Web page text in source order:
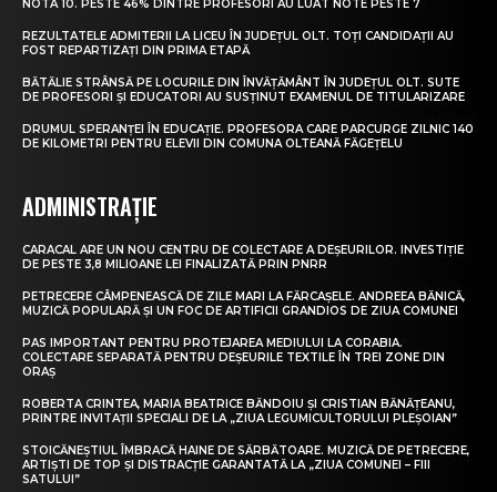
NOTA 10. PESTE 46% DINTRE PROFESORI AU LUAT NOTE PESTE 7
REZULTATELE ADMITERII LA LICEU ÎN JUDEȚUL OLT. TOȚI CANDIDAȚII AU
FOST REPARTIZAȚI DIN PRIMA ETAPĂ
BĂTĂLIE STRÂNSĂ PE LOCURILE DIN ÎNVĂȚĂMÂNT ÎN JUDEȚUL OLT. SUTE
DE PROFESORI ȘI EDUCATORI AU SUSȚINUT EXAMENUL DE TITULARIZARE
DRUMUL SPERANȚEI ÎN EDUCAȚIE. PROFESORA CARE PARCURGE ZILNIC 140
DE KILOMETRI PENTRU ELEVII DIN COMUNA OLTEANĂ FĂGEȚELU
ADMINISTRAȚIE
CARACAL ARE UN NOU CENTRU DE COLECTARE A DEȘEURILOR. INVESTIȚIE
DE PESTE 3,8 MILIOANE LEI FINALIZATĂ PRIN PNRR
PETRECERE CÂMPENEASCĂ DE ZILE MARI LA FĂRCAȘELE. ANDREEA BĂNICĂ,
MUZICĂ POPULARĂ ȘI UN FOC DE ARTIFICII GRANDIOS DE ZIUA COMUNEI
PAS IMPORTANT PENTRU PROTEJAREA MEDIULUI LA CORABIA.
COLECTARE SEPARATĂ PENTRU DEȘEURILE TEXTILE ÎN TREI ZONE DIN
ORAȘ
ROBERTA CRINTEA, MARIA BEATRICE BĂNDOIU ȘI CRISTIAN BĂNĂȚEANU,
PRINTRE INVITAȚII SPECIALI DE LA „ZIUA LEGUMICULTORULUI PLEȘOIAN”
STOICĂNEȘTIUL ÎMBRACĂ HAINE DE SĂRBĂTOARE. MUZICĂ DE PETRECERE,
ARTIȘTI DE TOP ȘI DISTRACȚIE GARANTATĂ LA „ZIUA COMUNEI – FIII
SATULUI”